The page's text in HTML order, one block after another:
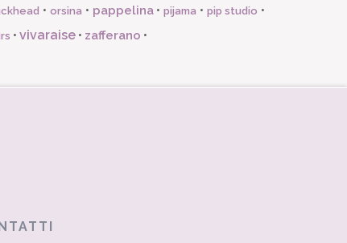
• orsina • pappelina•pijama • pip studio •
• vivaraise • zafferano •